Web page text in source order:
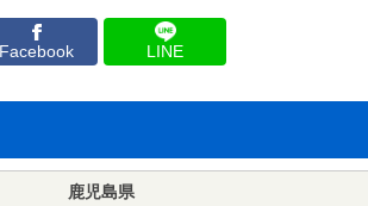
Facebook LINE
鹿児島県